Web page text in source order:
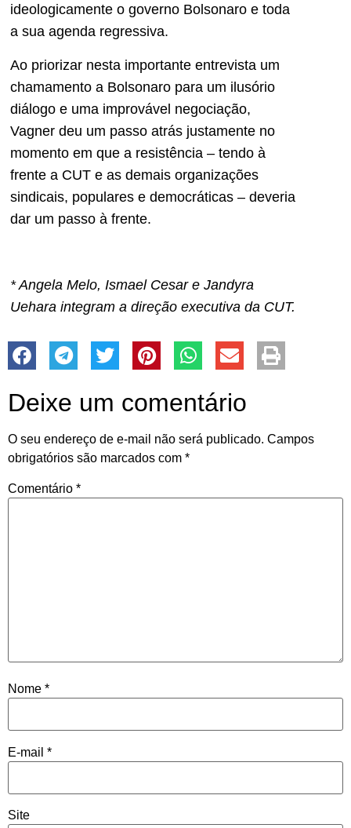
ideologicamente o governo Bolsonaro e toda
a sua agenda regressiva.
Ao priorizar nesta importante entrevista um
chamamento a Bolsonaro para um ilusório
diálogo e uma improvável negociação,
Vagner deu um passo atrás justamente no
momento em que a resistência – tendo à
frente a CUT e as demais organizações
sindicais, populares e democráticas – deveria
dar um passo à frente.
* Angela Melo, Ismael Cesar e Jandyra
Uehara integram a direção executiva da CUT.
Deixe um comentário
O seu endereço de e-mail não será publicado. Campos
obrigatórios são marcados com *
Comentário *
Nome *
E-mail *
Site